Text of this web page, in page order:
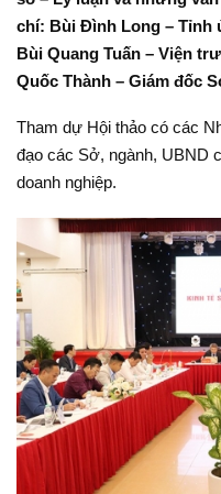
chí: Bùi Đình Long – Tỉnh
Bùi Quang Tuấn – Viện
Quốc Thành – Giám đốc
Tham dự Hội thảo có các
đạo các Sở, ngành, UBND
doanh nghiệp.